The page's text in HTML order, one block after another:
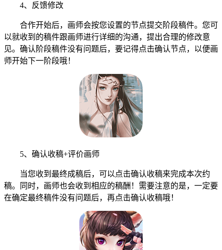
4、反馈修改
合作开始后，画师会按您设置的节点提交阶段稿件。您可
以就收到的稿件跟画师进行详细的沟通，提出合理的修改意
见。确认阶段稿件没有问题后，要记得点击确认节点，以便画
师开始下一阶段哦！
5、确认收稿+评价画师
当您收到最终成稿后，可以点击确认收稿来完成本次约
稿。同时，画师也会收到相应的稿酬！需要注意的是，一定要
在确定最终稿件没有问题后，再点击确认收稿哦！